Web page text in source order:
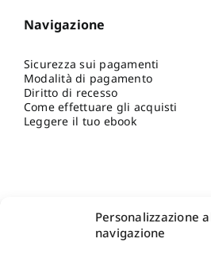
Personalizzazione
navigazione
Navigazione
Sicurezza sui pagamenti
Modalità di pagamento
Diritto di recesso
Come effettuare gli acquisti
Leggere il tuo ebook